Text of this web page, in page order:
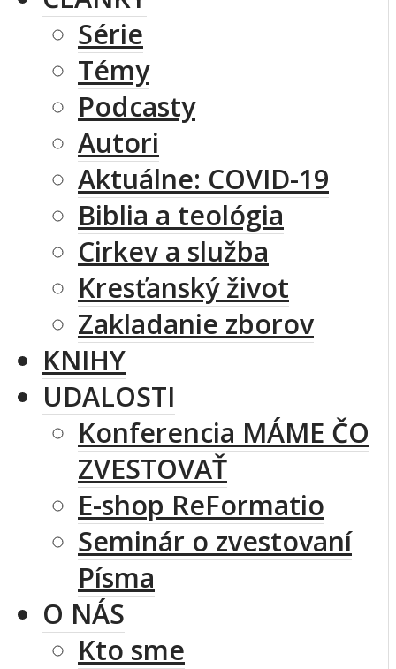
Série
Témy
Podcasty
Autori
Aktuálne: COVID-19
Biblia a teológia
Cirkev a služba
Kresťanský život
Zakladanie zborov
KNIHY
UDALOSTI
Konferencia MÁME ČO
ZVESTOVAŤ
E-shop ReFormatio
Seminár o zvestovaní
Písma
O NÁS
Kto sme